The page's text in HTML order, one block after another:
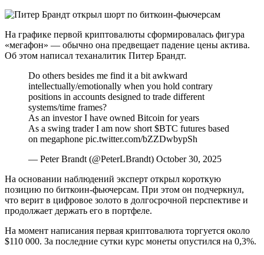
На графике первой криптовалюты сформировалась фигура
«мегафон» — обычно она предвещает падение цены актива.
Об этом написал теханалитик Питер Брандт.
Do others besides me find it a bit awkward
intellectually/emotionally when you hold contrary
positions in accounts designed to trade different
systems/time frames?
As an investor I have owned Bitcoin for years
As a swing trader I am now short $BTC futures based
on megaphone pic.twitter.com/bZZDwbypSh
— Peter Brandt (@PeterLBrandt) October 30, 2025
На основании наблюдений эксперт открыл короткую
позицию по биткоин-фьючерсам. При этом он подчеркнул,
что верит в цифровое золото в долгосрочной перспективе и
продолжает держать его в портфеле.
На момент написания первая криптовалюта торгуется около
$110 000. За последние сутки курс монеты опустился на 0,3%.